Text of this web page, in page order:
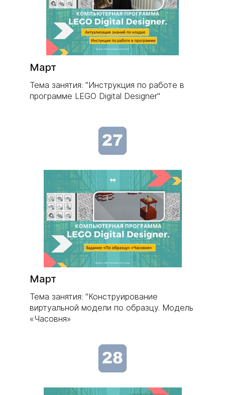
Март
Тема занятия: "Инструкция по работе в
программе LEGO Digital Designer"
Март
Тема занятия: "Конструирование
виртуальной модели по образцу. Модель
«Часовня»